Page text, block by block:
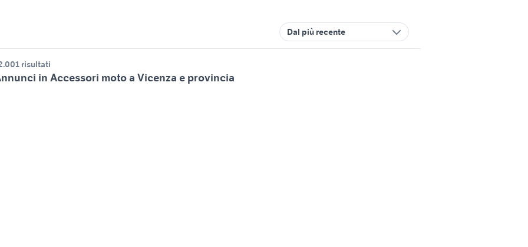
Dal più recente
risultati
in Accessori moto a Vicenza e provincia